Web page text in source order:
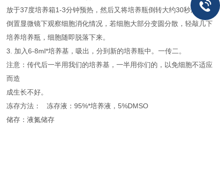
放于37度培养箱1-3分钟预热，然后又将培养瓶倒转大约30秒后，在
倒置显微镜下观察细胞消化情况，若细胞大部分变圆分散，轻敲几下
培养培养瓶，细胞随即脱落下来。
3. 加入6-8ml*培养基，吸出，分到新的培养瓶中。一传二。
注意：传代后一半用我们的培养基，一半用你们的，以免细胞不适应
而造
成生长不好。
冻存方法： 冻存液：95%*培养液，5%DMSO
储存：液氮储存